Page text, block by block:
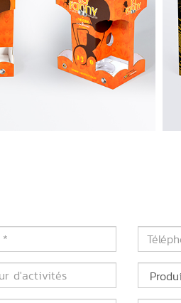
Téléphone
*
Produit